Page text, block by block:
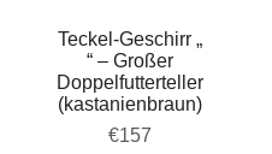
Teckel-Geschirr „
“ – Großer
Doppelfutterteller
(kastanienbraun)
€157